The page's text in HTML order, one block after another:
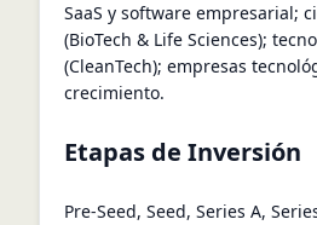
SaaS y software empresarial;
(BioTech & Life Sciences);
(CleanTech); empresas
crecimiento.
Etapas de Inversión
Pre-Seed, Seed, Series A,